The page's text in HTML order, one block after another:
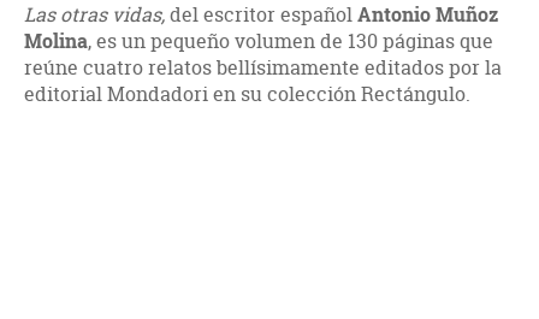
Las otras vidas,del escritor españolAntonio Muñoz
Molina, es un pequeño volumen de 130 páginas que
reúne cuatro relatos bellísimamente editados por la
editorial Mondadori en su colección Rectángulo.